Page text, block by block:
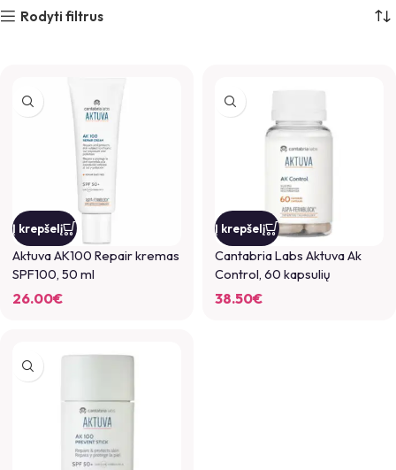
Rodyti filtrus
Į krepšelį
Aktuva AK100 Repair kremas
SPF100, 50 ml
26.00€
Į krepšelį
Cantabria Labs Aktuva Ak
Control, 60 kapsulių
38.50€